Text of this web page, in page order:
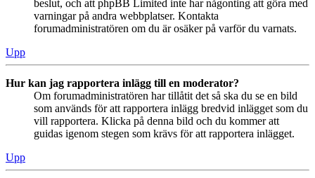
beslut, och att phpBB Limited inte har någonting att göra med
varningar på andra webbplatser. Kontakta
forumadministratören om du är osäker på varför du varnats.
Upp
Hur kan jag rapportera inlägg till en moderator?
Om forumadministratören har tillåtit det så ska du se en bild
som används för att rapportera inlägg bredvid inlägget som du
vill rapportera. Klicka på denna bild och du kommer att
guidas igenom stegen som krävs för att rapportera inlägget.
Upp